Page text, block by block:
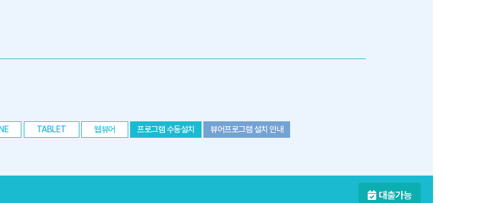
TABLET 웹뷰어 프로그램 수동설치 뷰어프로그램 설치 안내
대출가능